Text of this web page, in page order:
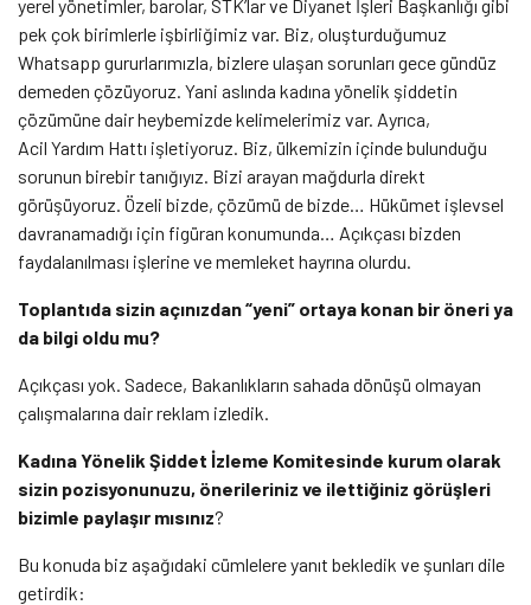
yerel yönetimler, barolar, STK’lar ve Diyanet İşleri Başkanlığı gibi
pek çok birimlerle işbirliğimiz var. Biz, oluşturduğumuz
Whatsapp gururlarımızla, bizlere ulaşan sorunları gece gündüz
demeden çözüyoruz. Yani aslında kadına yönelik şiddetin
çözümüne dair heybemizde kelimelerimiz var. Ayrıca,
Acil Yardım Hattı işletiyoruz. Biz, ülkemizin içinde bulunduğu
sorunun birebir tanığıyız. Bizi arayan mağdurla direkt
görüşüyoruz. Özeli bizde, çözümü de bizde… Hükümet işlevsel
davranamadığı için figüran konumunda… Açıkçası bizden
faydalanılması işlerine ve memleket hayrına olurdu.
Toplantıda sizin açınızdan “yeni” ortaya konan bir öneri ya
da bilgi oldu mu?
Açıkçası yok. Sadece, Bakanlıkların sahada dönüşü olmayan
çalışmalarına dair reklam izledik.
Kadına Yönelik Şiddet İzleme Komitesinde kurum olarak
sizin pozisyonunuzu, önerileriniz ve ilettiğiniz görüşleri
bizimle paylaşır mısınız?
Bu konuda biz aşağıdaki cümlelere yanıt bekledik ve şunları dile
getirdik: